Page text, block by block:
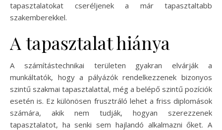
tapasztalatokat cseréljenek a már tapasztaltabb
szakemberekkel.
A tapasztalat hiánya
A számítástechnikai területen gyakran elvárják a
munkáltatók, hogy a pályázók rendelkezzenek bizonyos
szintű szakmai tapasztalattal, még a belépő szintű pozíciók
esetén is. Ez különösen frusztráló lehet a friss diplomások
számára, akik nem tudják, hogyan szerezzenek
tapasztalatot, ha senki sem hajlandó alkalmazni őket. A